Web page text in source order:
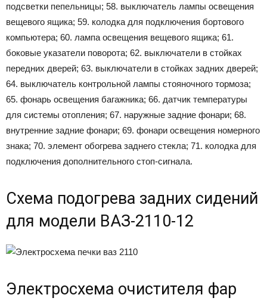
подсветки пепельницы; 58. выключатель лампы освещения
вещевого ящика; 59. колодка для подключения бортового
компьютера; 60. лампа освещения вещевого ящика; 61.
боковые указатели поворота; 62. выключатели в стойках
передних дверей; 63. выключатели в стойках задних дверей;
64. выключатель контрольной лампы стояночного тормоза;
65. фонарь освещения багажника; 66. датчик температуры
для системы отопления; 67. наружные задние фонари; 68.
внутренние задние фонари; 69. фонари освещения номерного
знака; 70. элемент обогрева заднего стекла; 71. колодка для
подключения дополнительного стоп-сигнала.
Схема подогрева задних сидений
для модели ВАЗ-2110-12
Электросхема очистителя фар